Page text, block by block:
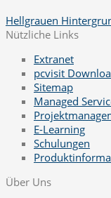
Hellgrauen
Nützliche Links
Extranet
pcvisit
Sitemap
Managed
E-Learning
Schulungen
Über Uns